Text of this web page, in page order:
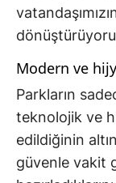
Modern ve
Parkların
teknolojik ve
edildiğinin
güvenle vakit